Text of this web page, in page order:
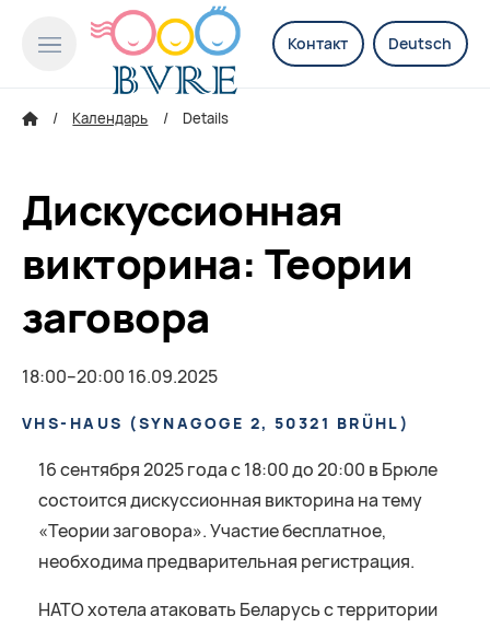
Контакт Deutsch
Календарь Details
Дискуссионная
викторина: Теории
заговора
18:00–20:00 16.09.2025
VHS-HAUS (SYNAGOGE 2, 50321 BRÜHL)
16 сентября 2025 года с 18:00 до 20:00 в Брюле
состоится дискуссионная викторина на тему
«Теории заговора». Участие бесплатное,
необходима предварительная регистрация.
НАТО хотела атаковать Беларусь с территории